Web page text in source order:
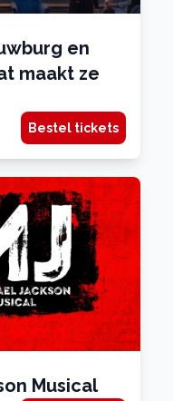
en
maakt ze
Bestel tickets
Musical